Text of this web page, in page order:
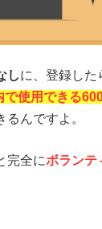
しに、登録した
使用できる
るんですよ。
完全にボランテ